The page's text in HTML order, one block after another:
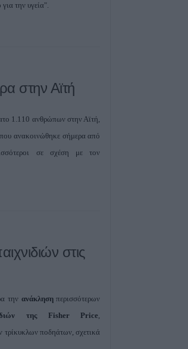
την υγεία".
στην Αϊτή
1.110 ανθρώπων στην Αϊτή,
ανακοινώθηκε σήμερα από
σε σχέση με τον
στις
την ανάκλησηπερισσότερων
της Fisher Price,
ποδηάτων, σχετικά